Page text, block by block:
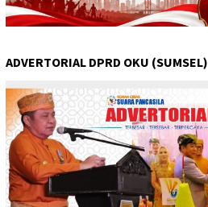
ADVERTORIAL DPRD OKU (SUMSEL)